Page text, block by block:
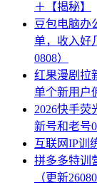
＋【揭秘】
豆包电脑办
单，收入好
0808）
红果漫剧拉
单个新用户
2026快手荧
新号和老号
互联网IP训
拼多多特训
（更新